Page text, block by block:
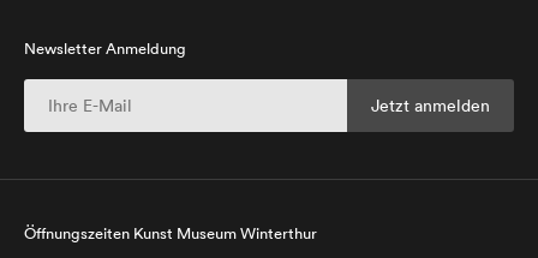
Newsletter Anmeldung
Öffnungszeiten Kunst Museum Winterthur